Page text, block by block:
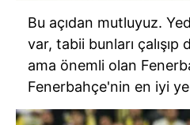
Bu açıdan mutluyuz.
var, tabii bunları çalışıp
ama önemli olan
Fenerbahçe'nin en iyi